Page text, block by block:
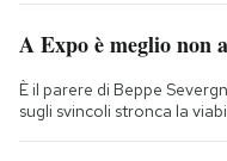
A Expo è meglio non
È il parere di Beppe
sugli svincoli stronca la